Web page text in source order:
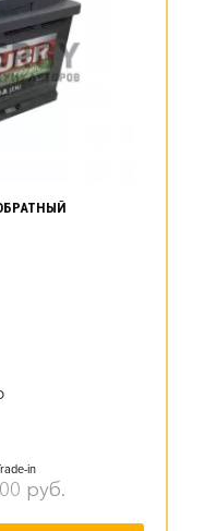
ОБРАТНЫЙ
in
руб.